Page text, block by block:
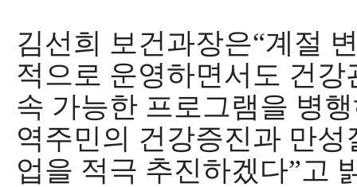
김선희 보건과장은“계절
적으로 운영하면서도 건
속 가능한 프로그램을 병
역주민의 건강증진과 만
업을 적극 추진하겠다”고